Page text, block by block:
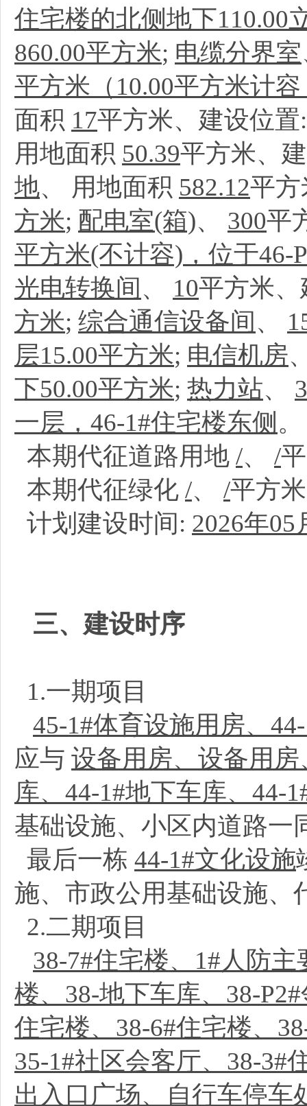
住宅楼的北侧地下110.00
860.00平方米; 电缆分界室
平方米（10.00平方米计
面积 17平方米、建设位
用地面积 50.39平方米、
地、 用地面积 582.12平
方米; 配电室(箱)、 300平
平方米(不计容)，位于46-
光电转换间 、 10平方米
方米; 综合通信设备间 、
层15.00平方米; 电信机房
下50.00平方米; 热力站、
一层，46-1#住宅楼东侧 。
本期代征道路用地 /、 /
本期代征绿化 /、 /平方
计划建设时间: 2026年05
三、建设时序
1.一期项目
45-1#体育设施用房、
应与 设备用房、设备用
库、44-1#地下车库、44-
基础设施、小区内道路一
最后一栋 44-1#文化设施
施、市政公用基础设施、
2.二期项目
38-7#住宅楼、1#人防
楼、38-地下车库、38-
住宅楼、38-6#住宅楼、
35-1#社区会客厅、38-3#
出入口广场、自行车停车